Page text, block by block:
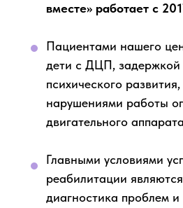
вместе» работает с
Пациентами нашего
дети с ДЦП, задержкой
психического
нарушениями работы
двигательного
Главными условиями
реабилитации
диагностика проблем и